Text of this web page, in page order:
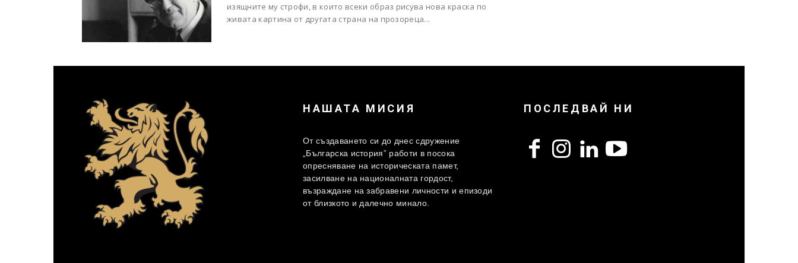
изящните му строфи, в които всеки образ рисува нова краска по
живата картина от другата страна на прозореца...
НАШАТА МИСИЯ
От създаването си до днес сдружение
„Българска история” работи в посока
опресняване на историческата памет,
засилване на националната гордост,
възраждане на забравени личности и епизоди
от близкото и далечно минало.
ПОСЛЕДВАЙ НИ